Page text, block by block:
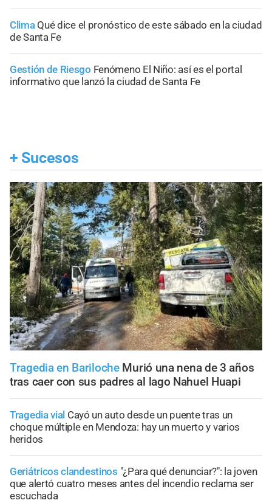
Clima Qué dice el pronóstico de este sábado en la ciudad
de Santa Fe
Gestión de Riesgo Fenómeno El Niño: así es el portal
informativo que lanzó la ciudad de Santa Fe
+ Sucesos
Tragedia en Bariloche Murió una nena de 3 años
tras caer con sus padres al lago Nahuel Huapi
Tragedia vial Cayó un auto desde un puente tras un
choque múltiple en Mendoza: hay un muerto y varios
heridos
Geriátricos clandestinos "¿Para qué denunciar?": la joven
que alertó cuatro meses antes del incendio reclama ser
escuchada